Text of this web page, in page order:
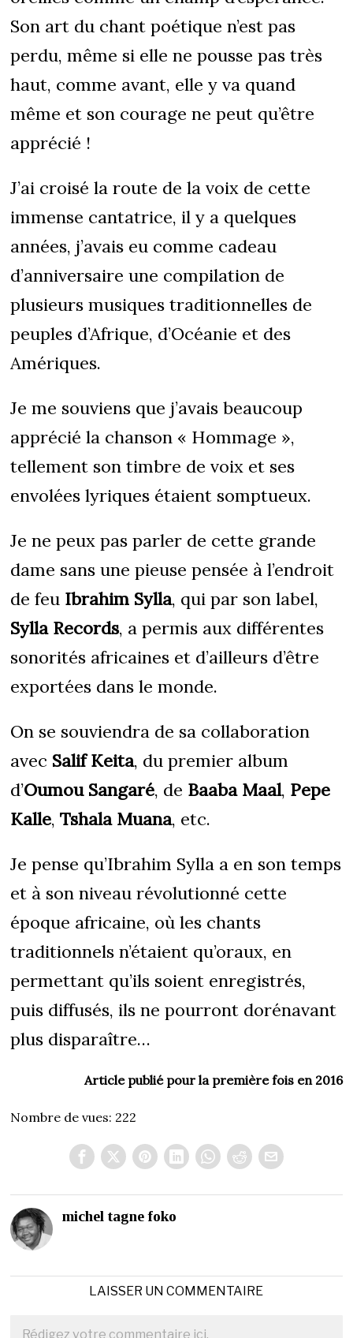
Son art du chant poétique n’est pas
perdu, même si elle ne pousse pas très
haut, comme avant, elle y va quand
même et son courage ne peut qu’être
apprécié !
J’ai croisé la route de la voix de cette
immense cantatrice, il y a quelques
années, j’avais eu comme cadeau
d’anniversaire une compilation de
plusieurs musiques traditionnelles de
peuples d’Afrique, d’Océanie et des
Amériques.
Je me souviens que j’avais beaucoup
apprécié la chanson « Hommage »,
tellement son timbre de voix et ses
envolées lyriques étaient somptueux.
Je ne peux pas parler de cette grande
dame sans une pieuse pensée à l’endroit
de feu Ibrahim Sylla, qui par son label,
Sylla Records, a permis aux différentes
sonorités africaines et d’ailleurs d’être
exportées dans le monde.
On se souviendra de sa collaboration
avec Salif Keita, du premier album
d’Oumou Sangaré, de Baaba Maal, Pepe
Kalle,Tshala Muana, etc.
Je pense qu’Ibrahim Sylla a en son temps
et à son niveau révolutionné cette
époque africaine, où les chants
traditionnels n’étaient qu’oraux, en
permettant qu’ils soient enregistrés,
puis diffusés, ils ne pourront dorénavant
plus disparaître…
Article publié pour la première fois en 2016
Nombre de vues: 222
michel tagne foko
LAISSER UN COMMENTAIRE